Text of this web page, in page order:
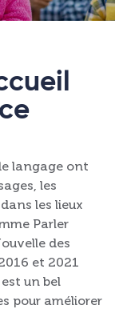
langage ont
les
les lieux
Parler
des
et 2021
un bel
pour améliorer